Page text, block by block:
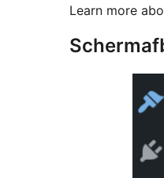
Learn more